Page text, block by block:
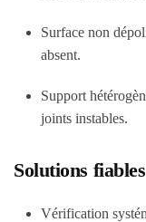
Surface non
absent.
Support
joints instables.
Solutions fiables
Vérification